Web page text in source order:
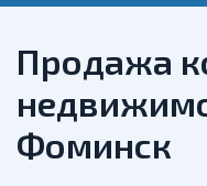
Продажа
Фоминск